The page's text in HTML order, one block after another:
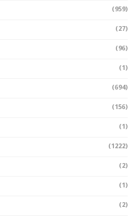
(959)
(27)
(96)
(1)
(694)
(156)
(1)
(1222)
(2)
(1)
(2)